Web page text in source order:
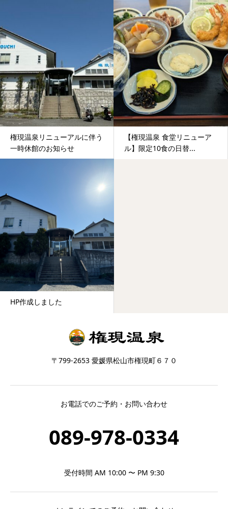
権現温泉リニューアルに伴う
一時休館のお知らせ
【権現温泉 食堂リニューア
ル】限定10食の日替...
HP作成しました
〒799-2653 愛媛県松山市権現町６７０
お電話でのご予約・お問い合わせ
089-978-0334
受付時間 AM 10:00 〜 PM 9:30